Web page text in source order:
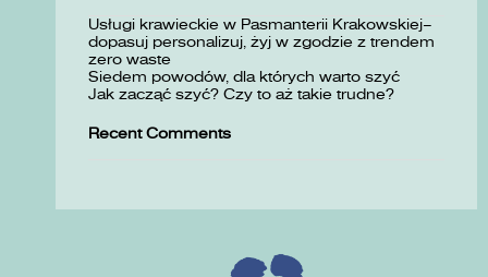
Usługi krawieckie w Pasmanterii Krakowskiej–
dopasuj personalizuj, żyj w zgodzie z trendem
zero waste
Siedem powodów, dla których warto szyć
Jak zacząć szyć? Czy to aż takie trudne?
Recent Comments